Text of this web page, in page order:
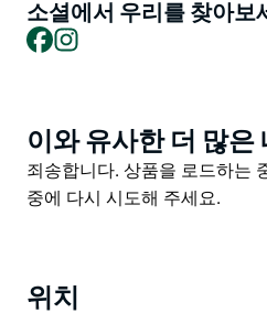
대한 양의 책 영화 음악 잡지를
술 및 인터넷 접속이 가능하며
을 위한 창작 및 기술 워크숍까
기적인 행사와 프로그램을 제
티롤 도서관은 티롤 기차역에
소셜에서 우리를 찾아보
Facebook
Product
List
이와 유사한 더 많은
Product
List
죄송합니다. 상품을 로드하는
중에 다시 시도해 주세요.
위치